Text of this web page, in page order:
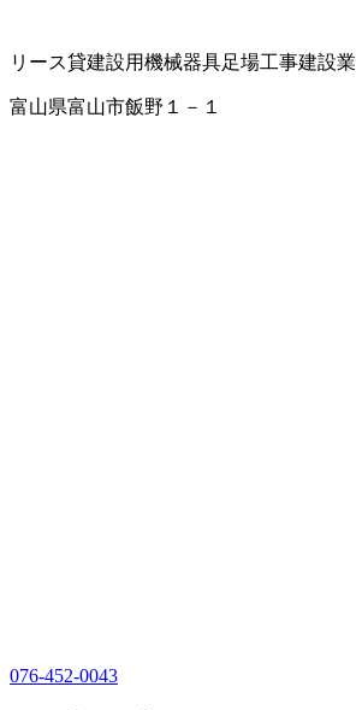
リース貸建設用機械器具足場工事建設業
富山県富山市飯野１－１
076-452-0043